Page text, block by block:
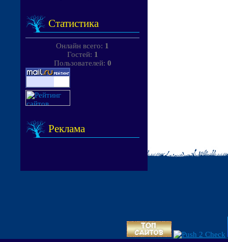
Статистика
Онлайн всего: 1
Гостей: 1
Пользователей: 0
Реклама